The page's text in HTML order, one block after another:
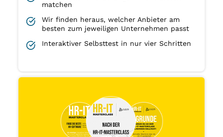
matchen
Wir finden heraus, welcher Anbieter am
besten zum jeweiligen Unternehmen passt
Interaktiver Selbsttest in nur vier Schritten